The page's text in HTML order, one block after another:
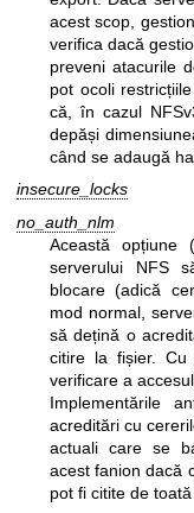
acest scop,
verifica dacă
preveni atacurile
pot ocoli
că, în cazul
depăși
când se adaugă
insecure_locks
no_auth_nlm
Această opțiune
serverului NFS
blocare (adică
mod normal,
să dețină o
citire la fișier.
verificare a
Implementările
acreditări cu
actuali care se
acest fanion dacă
pot fi citite de toată